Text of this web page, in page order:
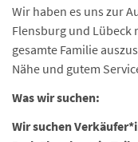
Wir haben es uns zur
Flensburg und
gesamte Familie
Nähe und gutem
Was wir suchen:
Wir suchen